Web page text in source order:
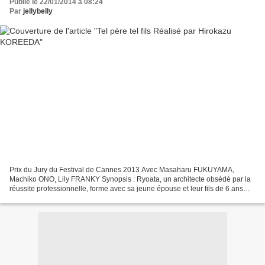
Publié le 22/01/2014 à 08:24
Par jellybelly
Prix du Jury du Festival de Cannes 2013 Avec Masaharu FUKUYAMA,
Machiko ONO, Lily FRANKY Synopsis : Ryoata, un architecte obsédé par la
réussite professionnelle, forme avec sa jeune épouse et leur fils de 6 ans